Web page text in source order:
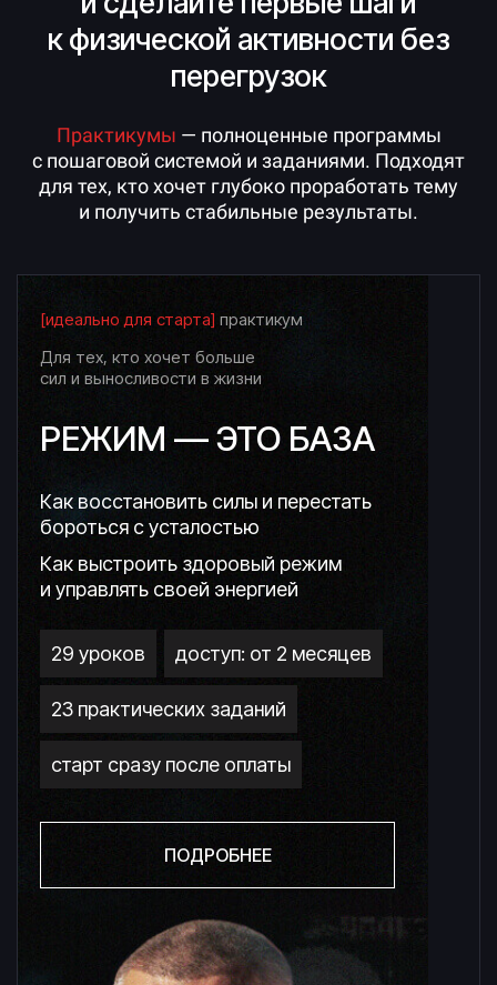
к физической активности без
перегрузок
Практикумы — полноценные программы
с пошаговой системой и заданиями. Подходят
для тех, кто хочет глубоко проработать тему
и получить стабильные результаты.
[идеально для старта] практикум
Для тех, кто хочет больше
сил и выносливости в жизни
РЕЖИМ — ЭТО БАЗА
Как восстановить силы и перестать
бороться с усталостью
Как выстроить здоровый режим
и управлять своей энергией
29 уроков доступ: от 2 месяцев
23 практических заданий
старт сразу после оплаты
ПОДРОБНЕЕ